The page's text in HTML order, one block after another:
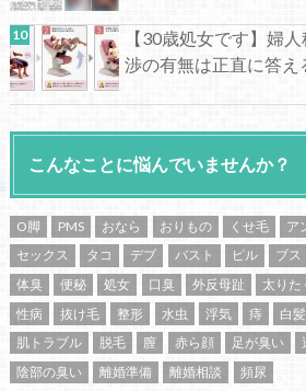
【30歳処女です】婦
渉の有無は正直に答え
こんなことに悩んでいませんか？
O脚 PMS おなら おりもの くせ毛 ア
セックス
タコ デブ バスト ピル ブス
体臭
便秘 処女 口臭 外反母趾 太りた
性病
抜け毛 整形 水虫 浮気 痔 白髪
肌トラブル
脱毛 膣 赤ら顔 足が臭い
陰部の臭い
離婚準備 離婚相談 頻尿